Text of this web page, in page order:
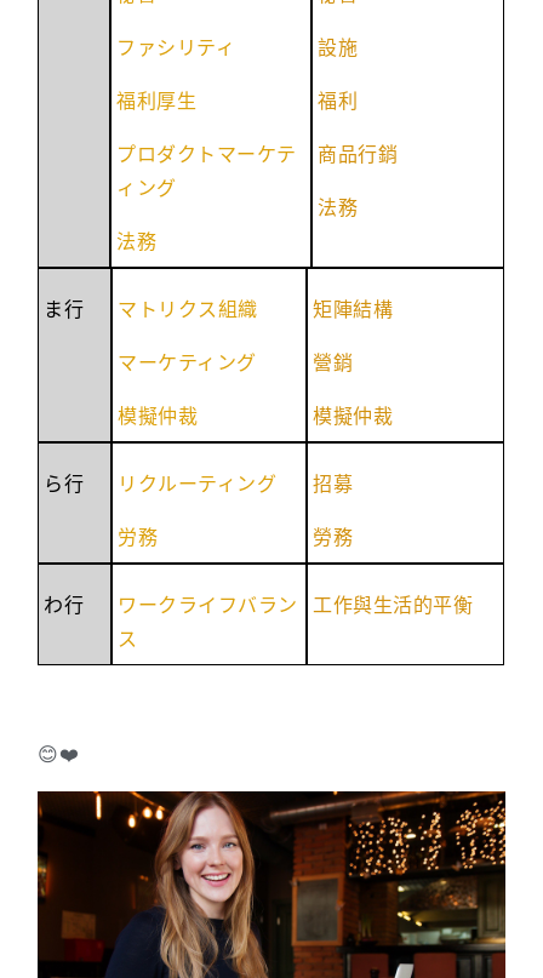
ファシリティ
福利厚生
プロダクトマーケテ
ィング
法務
設施
福利
商品行銷
法務
ま行 マトリクス組織
マーケティング
模擬仲裁
矩陣結構
營銷
模擬仲裁
ら行 リクルーティング
労務
招募
勞務
わ行
ワークライフバラン
ス
工作與生活的平衡
😊❤️